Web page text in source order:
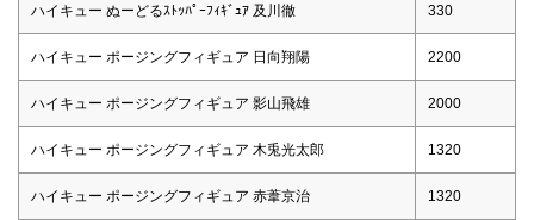
ハイキュー ぬーどるｽﾄｯﾊﾟｰﾌｨｷﾞｭｱ 及川徹 330
ハイキュー ポージングフィギュア 日向翔陽 2200
ハイキュー ポージングフィギュア 影山飛雄 2000
ハイキュー ポージングフィギュア 木兎光太郎 1320
ハイキュー ポージングフィギュア 赤葦京治 1320